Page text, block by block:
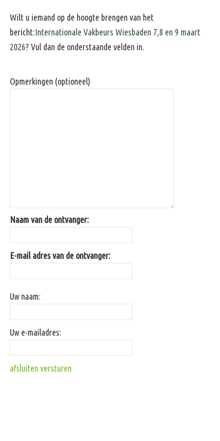
Wilt u iemand op de hoogte brengen van het
bericht:Internationale Vakbeurs Wiesbaden 7,8 en 9 maart
2026? Vul dan de onderstaande velden in.
Opmerkingen (optioneel)
Naam van de ontvanger:
E-mail adres van de ontvanger:
Uw naam:
Uw e-mailadres:
afsluiten versturen